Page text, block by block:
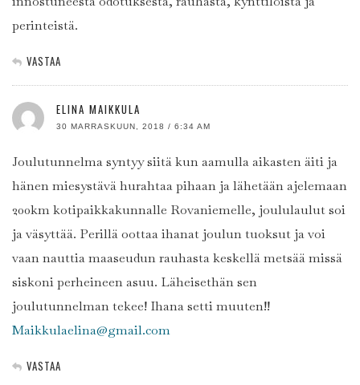
perinteistä.
VASTAA
ELINA MAIKKULA
30 MARRASKUUN, 2018 / 6:34 AM
Joulutunnelma syntyy siitä kun aamulla aikasten äiti ja
hänen miesystävä hurahtaa pihaan ja lähetään ajelemaan
200km kotipaikkakunnalle Rovaniemelle, joululaulut soi
ja väsyttää. Perillä oottaa ihanat joulun tuoksut ja voi
vaan nauttia maaseudun rauhasta keskellä metsää missä
siskoni perheineen asuu. Läheisethän sen
joulutunnelman tekee! Ihana setti muuten!!
Maikkulaelina@gmail.com
VASTAA